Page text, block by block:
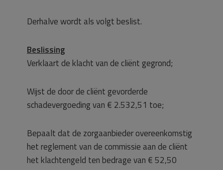
Derhalve wordt als volgt beslist.
Beslissing
Verklaart de klacht van de cliënt gegrond;
Wijst de door de cliënt gevorderde
schadevergoeding van € 2.532,51 toe;
Bepaalt dat de zorgaanbieder overeenkomstig
het reglement van de commissie aan de cliënt
het klachtengeld ten bedrage van € 52,50